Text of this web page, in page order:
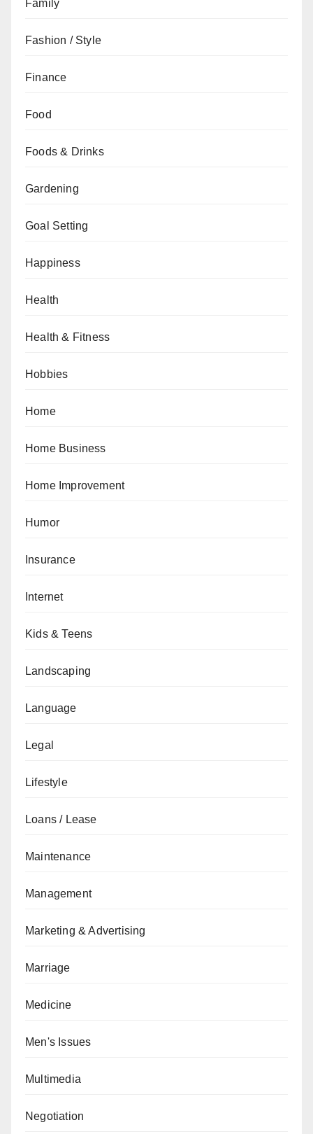
Family
Fashion / Style
Finance
Food
Foods & Drinks
Gardening
Goal Setting
Happiness
Health
Health & Fitness
Hobbies
Home
Home Business
Home Improvement
Humor
Insurance
Internet
Kids & Teens
Landscaping
Language
Legal
Lifestyle
Loans / Lease
Maintenance
Management
Marketing & Advertising
Marriage
Medicine
Men's Issues
Multimedia
Negotiation